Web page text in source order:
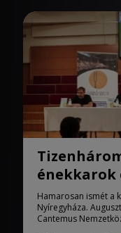
énekkarok
Hamarosan ismét a
Nyíregyháza.
Cantemus